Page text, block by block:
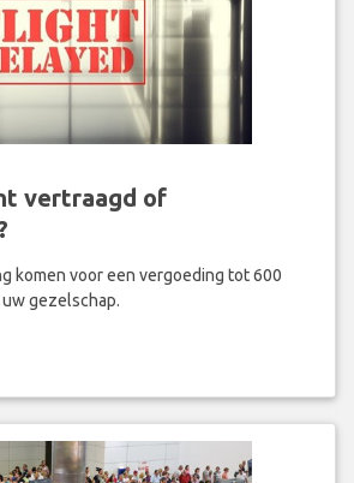
vertraagd of
komen voor een vergoeding tot 600
uw gezelschap.